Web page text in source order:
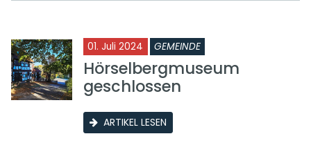
01. Juli 2024 GEMEINDE
Hörselbergmuseum
geschlossen
ARTIKEL LESEN